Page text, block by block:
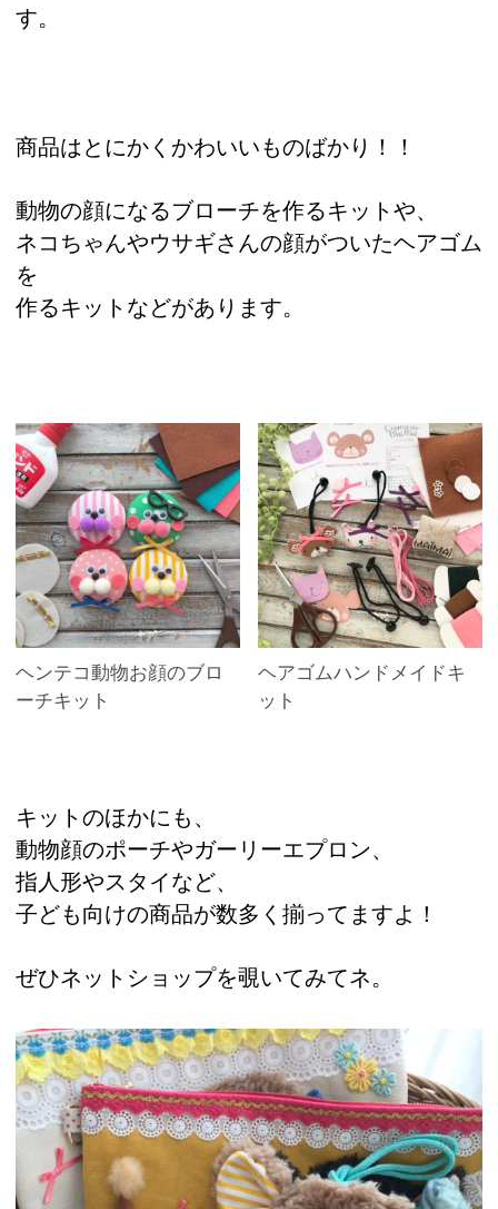
す。
商品はとにかくかわいいものばかり！！
動物の顔になるブローチを作るキットや、
ネコちゃんやウサギさんの顔がついたヘアゴム
を
作るキットなどがあります。
ヘンテコ動物お顔のブロ
ーチキット
ヘアゴムハンドメイドキ
ット
キットのほかにも、
動物顔のポーチやガーリーエプロン、
指人形やスタイなど、
子ども向けの商品が数多く揃ってますよ！
ぜひネットショップを覗いてみてネ。